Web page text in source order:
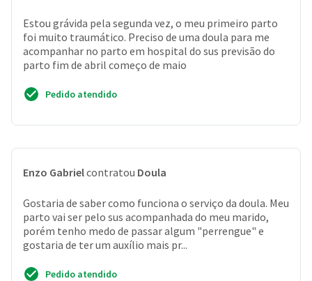
Estou grávida pela segunda vez, o meu primeiro parto
foi muito traumático. Preciso de uma doula para me
acompanhar no parto em hospital do sus previsão do
parto fim de abril começo de maio
Pedido atendido
Enzo Gabrielcontratou Doula
Gostaria de saber como funciona o serviço da doula. Meu
parto vai ser pelo sus acompanhada do meu marido,
porém tenho medo de passar algum "perrengue" e
gostaria de ter um auxílio mais pr...
Pedido atendido